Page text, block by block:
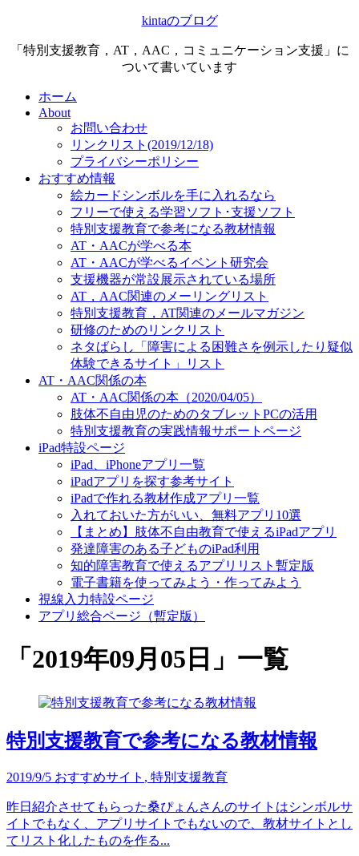
kintaのブログ
「特別支援教育，AT，AAC，コミュニケーション支援」に
ついて書いています
ホーム
About
お問い合わせ
リンクリスト(2019/12/18)
プライバシーポリシー
おすすめ情報
絵カードシンボルを手に入れるなら
フリーで使える学習ソフト･支援ソフト
特別支援教育で参考になる教材情報
AT・AACが学べる本
AT・AACが学べるイベント研究会
支援機器が常設展示されている場所
AT，AAC関連のメーリングリスト
特別支援教育，AT関連のメールマガジン
研修のためのリンクリスト
ネタばらし「障害による困難さを例示したり疑似
体験できるサイト」リスト
AT・AAC関係の本
AT・AAC関係の本（2020/04/05）
肢体不自由児のためのタブレットPCの活用
特別支援教育の実践情報サポートページ
iPad特設ページ
iPad、iPhoneアプリ一覧
iPadアプリを探す参考サイト
iPadで作れる教材作成アプリ一覧
入れておいた方がいい、無料アプリ10選
【まとめ】肢体不自由教育で使えるiPadアプリ
発達障害のある子どものiPad利用
知的障害教育で使えるアプリリスト暫定版
電子書籍を使ってみよう・作ってみよう
視線入力特設ページ
アプリ総合ページ（暫定版）
「 2019年09月05日 」 一覧
特別支援教育で参考になる教材情報
2019/9/5 おすすめサイト , 特別支援教育
昨日紹介させてもらった桑ぴょんさんのサイトはシンボルサ
イトでもなく、アプリサイトでもないので、教材サイトとし
てリスト化したものを作る...